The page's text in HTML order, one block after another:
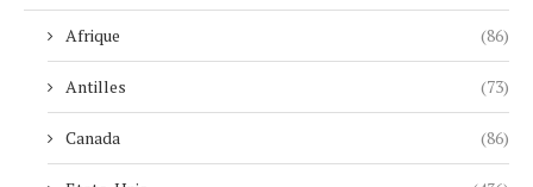
Afrique (86)
Antilles (73)
Canada (86)